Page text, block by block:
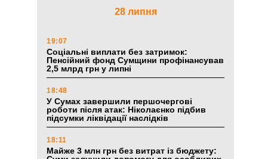
28 липня
19:07
Соціальні виплати без затримок:
Пенсійний фонд Сумщини профінансував
2,5 млрд грн у липні
18:48
У Сумах завершили першочергові
роботи після атак: Ніколаєнко підбив
підсумки ліквідації наслідків
18:11
Майже 3 млн грн без витрат із бюджету: